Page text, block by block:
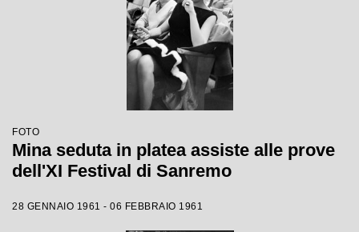
FOTO
Mina seduta in platea assiste alle prove
dell'XI Festival di Sanremo
28 GENNAIO 1961 - 06 FEBBRAIO 1961